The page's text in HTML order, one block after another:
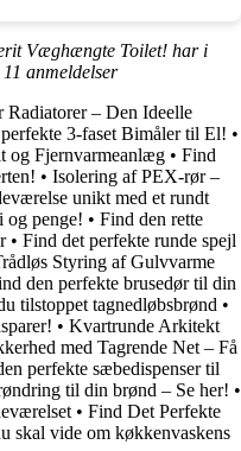
Væghængte Toilet! har i
11 anmeldelser
– Den Ideelle
3-faset Bimåler til El! •
og Fjernvarmeanlæg • Find
• Isolering af PEX-rør –
unikt med et rundt
og penge! • Find den rette
• Find det perfekte runde spejl
Styring af Gulvvarme
den perfekte brusedør til din
tilstoppet tagnedløbsbrønd •
• Kvartrunde Arkitekt
med Tagrende Net – Få
perfekte sæbedispenser til
til din brønd – Se her! •
• Find Det Perfekte
skal vide om køkkenvaskens